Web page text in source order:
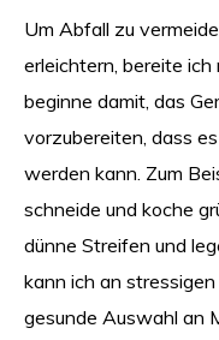
Um Abfall zu
erleichtern, bereite
beginne damit, das
vorzubereiten, dass
werden kann. Zum
schneide und koche
dünne Streifen und
kann ich an
gesunde Auswahl an